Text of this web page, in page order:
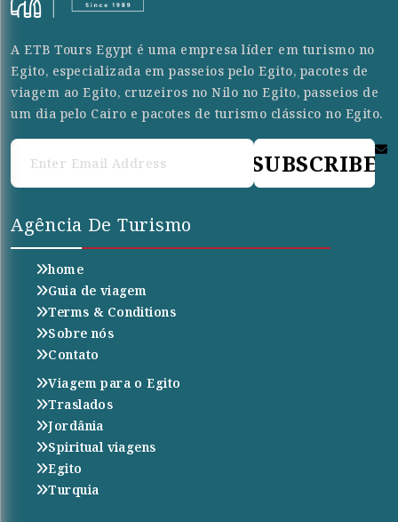
A ETB Tours Egypt é uma empresa líder em turismo no
Egito, especializada em passeios pelo Egito, pacotes de
viagem ao Egito, cruzeiros no Nilo no Egito, passeios de
um dia pelo Cairo e pacotes de turismo clássico no Egito.
SUBSCRIBE
Agência De Turismo
home
Guia de viagem
Terms & Conditions
Sobre nós
Contato
Viagem para o Egito
Traslados
Jordânia
Spiritual viagens
Egito
Turquia